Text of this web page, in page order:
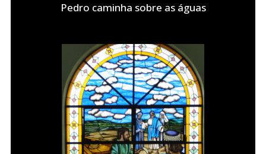
Pedro caminha sobre as águas